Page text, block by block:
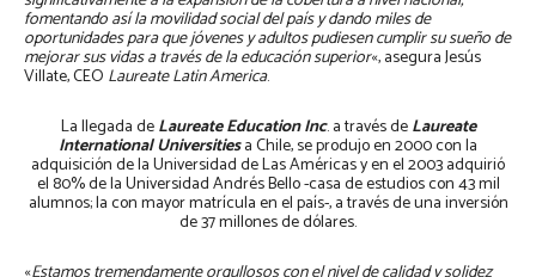
fomentando así la movilidad social del país y dando miles de
oportunidades para que jóvenes y adultos pudiesen cumplir su sueño de
mejorar sus vidas a través de la educación superior«, asegura Jesús
Villate, CEO Laureate Latin America.
La llegada deLaureate Education Inc. a través deLaureate
International Universitiesa Chile, se produjo en 2000 con la
adquisición de la Universidad de Las Américas y en el 2003 adquirió
el 80% de la Universidad Andrés Bello -casa de estudios con 43 mil
alumnos; la con mayor matrícula en el país-, a través de una inversión
de 37 millones de dólares.